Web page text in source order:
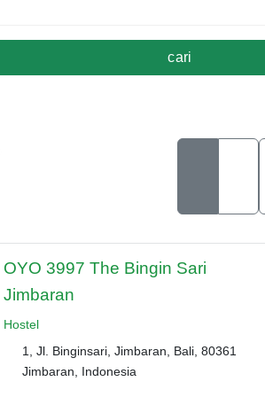
cari
OYO 3997 The Bingin Sari
Jimbaran
Hostel
1, Jl. Binginsari, Jimbaran, Bali, 80361
Jimbaran, Indonesia